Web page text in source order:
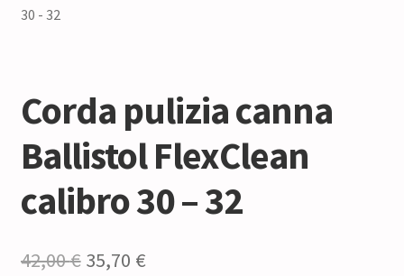
Corda pulizia canna
Ballistol FlexClean
calibro 30 – 32
42,00€ Il
35,70 €Il